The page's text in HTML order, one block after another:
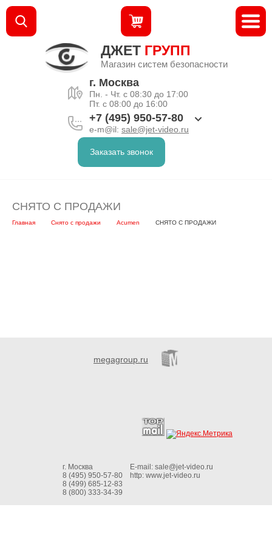
ДЖЕТ ГРУПП
Магазин систем безопасности
г. Москва
Пн. - Чт. с 08:30 до 17:00
Пт. с 08:00 до 16:00
+7 (495) 950-57-80
e-m@il: sale@jet-video.ru
Заказать звонок
СНЯТО С ПРОДАЖИ
Главная Снято с продажи Acumen СНЯТО С ПРОДАЖИ
megagroup.ru
г. Москва
8 (495) 950-57-80
8 (499) 685-12-83
8 (800) 333-34-39
E-mail: sale@jet-video.ru
http: www.jet-video.ru